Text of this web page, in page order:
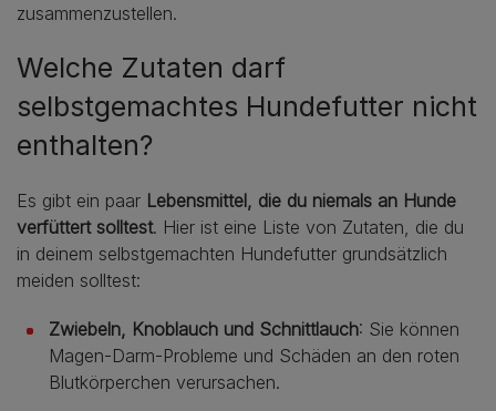
zusammenzustellen.
Welche Zutaten darf
selbstgemachtes Hundefutter nicht
enthalten?
Es gibt ein paar Lebensmittel, die du niemals an Hunde
verfüttert solltest. Hier ist eine Liste von Zutaten, die du
in deinem selbstgemachten Hundefutter grundsätzlich
meiden solltest:
Zwiebeln, Knoblauch und Schnittlauch: Sie können
Magen-Darm-Probleme und Schäden an den roten
Blutkörperchen verursachen.